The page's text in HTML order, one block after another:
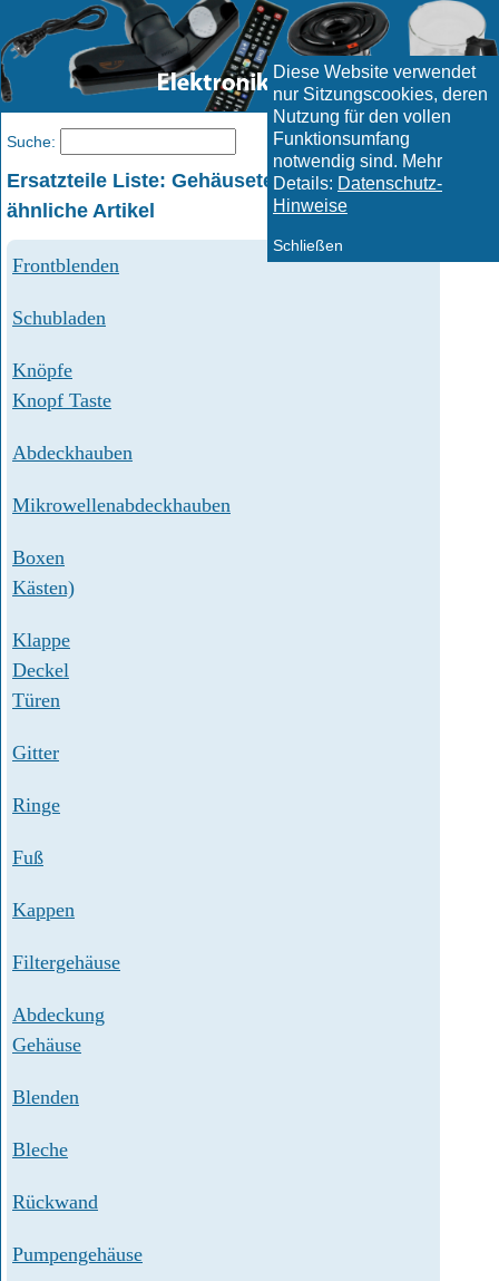
Diese Website verwendet
nur Sitzungscookies, deren
Nutzung für den vollen
Funktionsumfang
notwendig sind. Mehr
Details: Datenschutz-
Hinweise
Schließen
Ersatzteile Liste: Gehäuseteile Gehäuseteil und
ähnliche Artikel
Frontblenden
Schubladen
Knöpfe
Knopf Taste
Abdeckhauben
Mikrowellenabdeckhauben
Boxen
Kästen)
Klappe
Deckel
Türen
Gitter
Ringe
Fuß
Kappen
Filtergehäuse
Abdeckung
Gehäuse
Blenden
Bleche
Rückwand
Pumpengehäuse
Suche: